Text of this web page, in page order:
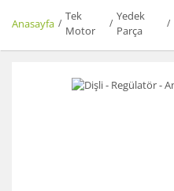
Anasayfa
Tek
Motor
Yedek
Parça